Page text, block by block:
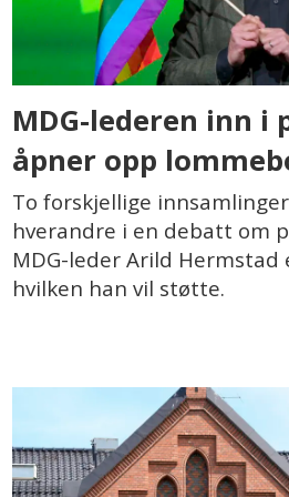
MDG-lederen inn i
åpner opp
To forskjellige
hverandre i en debatt om
MDG-leder Arild Hermstad
hvilken han vil støtte.